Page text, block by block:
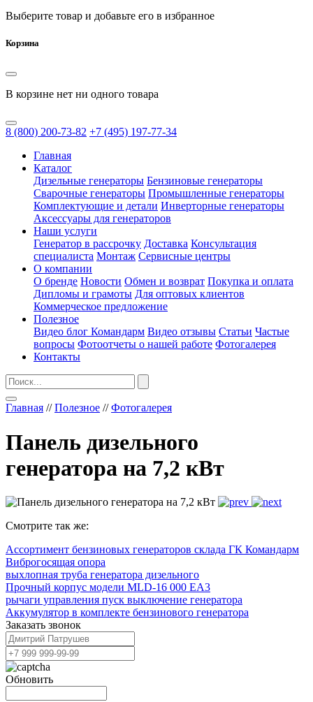
Выберите товар и добавьте его в избранное
Корзина
В корзине нет ни одного товара
8 (800) 200-73-82 +7 (495) 197-77-34
Главная
Каталог
Дизельные генераторы Бензиновые генераторы
Сварочные генераторы Промышленные генераторы
Комплектующие и детали Инверторные генераторы
Аксессуары для генераторов
Наши услуги
Генератор в рассрочку Доставка Консультация
специалиста Монтаж Сервисные центры
О компании
О бренде Новости Обмен и возврат Покупка и оплата
Дипломы и грамоты Для оптовых клиентов
Коммерческое предложение
Полезное
Видео блог Командарм Видео отзывы Статьи Частые
вопросы Фотоотчеты о нашей работе Фотогалерея
Контакты
Главная //Полезное //Фотогалерея
Панель дизельного
генератора на 7,2 кВт
Смотрите так же:
Ассортимент бензиновых генераторов склада ГК Командарм
Виброгосящая опора
выхлопная труба генератора дизельного
Прочный корпус модели MLD-16 000 EA3
рычаги управления пуск выключение генератора
Аккумулятор в комплекте бензинового генератора
Заказать звонок
Обновить